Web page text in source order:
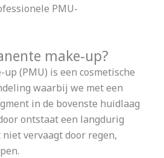
PMU-
make-up?
(PMU) is een cosmetische
waarbij we met een
in de bovenste huidlaag
ontstaat een langdurig
vervaagt door regen,